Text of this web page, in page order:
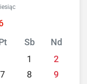
Sb
Nd
1
2
7 8
9